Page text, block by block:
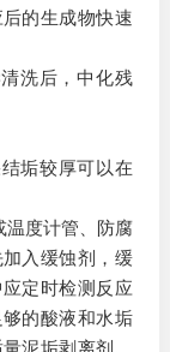
的生成物快速
洗后，中化残
垢较厚可以在
度计管、防腐
入缓蚀剂，缓
定时检测反应
的酸液和水垢
泥垢剥离剂、